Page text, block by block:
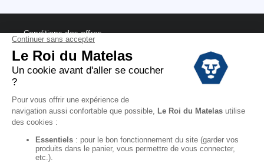
Conditions des offres
Black Friday
Destockage
Soldes
Conditions Générales de vente magasin
Conditions Générales de vente internet
Mentions Légales
Données personnelles
Codes promo Le Roi du Matelas